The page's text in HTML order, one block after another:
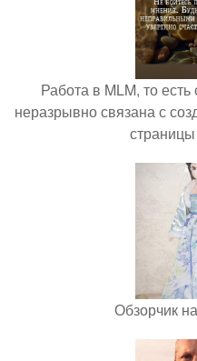
Работа в MLM, то
неразрывно связана с
страницы
Обзорчик